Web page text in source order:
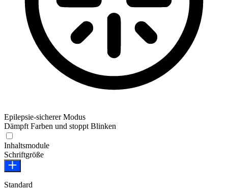
Epilepsie-sicherer Modus
Dämpft Farben und stoppt Blinken
Inhaltsmodule
Schriftgröße
Standard